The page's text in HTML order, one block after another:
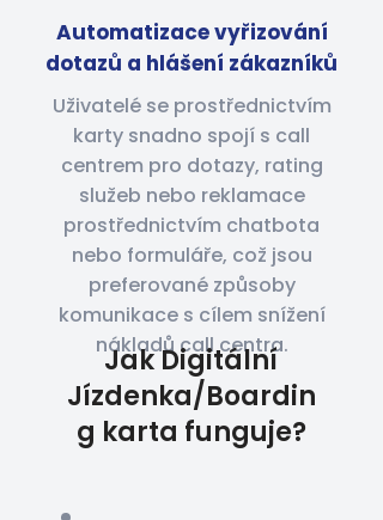
Automatizace vyřizování
dotazů a hlášení zákazníků
Uživatelé se prostřednictvím
karty snadno spojí s call
centrem pro dotazy, rating
služeb nebo reklamace
prostřednictvím chatbota
nebo formuláře, což jsou
preferované způsoby
komunikace s cílem snížení
nákladů call centra.
Jak Digitální
Jízdenka/Boardin
g karta funguje?